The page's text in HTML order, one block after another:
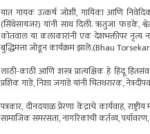
यात गायक उत्कर्ष जोशी, गायिका आणि
(सिंथेसायजर) यांनी साथ दिली. ऋतुजा फडके,
कोतवाल या कलाकारांनी एक देशभक्तीपर नृत्य
बुद्धिमत्ता जोडून कार्यक्रम झाले.(Bhau
लाठी-काठी आणि शस्त्र प्रात्यक्षिक हे हिंदू
प्रशिक गाडे, निशा जगाडे यांनी चितथरारक,
पत्रकार, दीनदयाळ प्रेरणा केंद्राचे कार्यवाह,
सामाजिक समरसता, नागरिकांची कर्तव्य,